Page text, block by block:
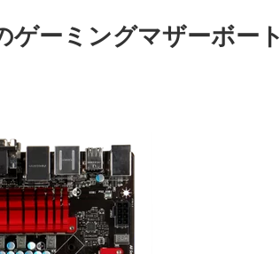
ーミングマザーボート